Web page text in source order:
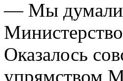
— Мы думали,
Оказалось
упрямством